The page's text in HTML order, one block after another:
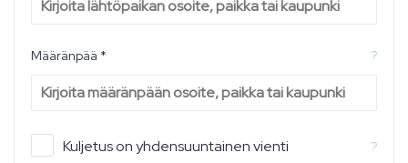
Määränpää * ?
Kuljetus on yhdensuuntainen vienti ?